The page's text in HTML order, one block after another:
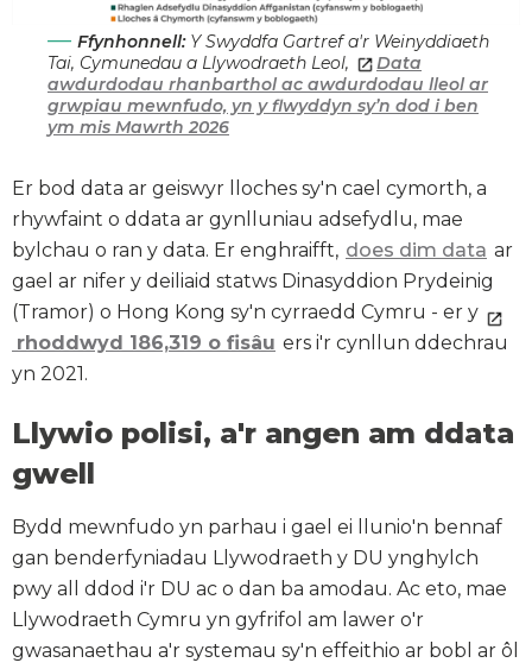
Ffynhonnell: Y Swyddfa Gartref a'r Weinyddiaeth
Tai, Cymunedau a Llywodraeth Leol,
Data
awdurdodau rhanbarthol ac awdurdodau lleol ar
grwpiau mewnfudo, yn y flwyddyn sy’n dod i ben
ym mis Mawrth 2026
Er bod data ar geiswyr lloches sy'n cael cymorth, a
rhywfaint o ddata ar gynlluniau adsefydlu, mae
bylchau o ran y data. Er enghraifft, does dim data ar
gael ar nifer y deiliaid statws Dinasyddion Prydeinig
(Tramor) o Hong Kong sy'n cyrraedd Cymru - er y
rhoddwyd 186,319 o fisâu ers i'r cynllun ddechrau
yn 2021.
Llywio polisi, a'r angen am ddata
gwell
Bydd mewnfudo yn parhau i gael ei llunio'n bennaf
gan benderfyniadau Llywodraeth y DU ynghylch
pwy all ddod i'r DU ac o dan ba amodau. Ac eto, mae
Llywodraeth Cymru yn gyfrifol am lawer o'r
gwasanaethau a'r systemau sy'n effeithio ar bobl ar ôl